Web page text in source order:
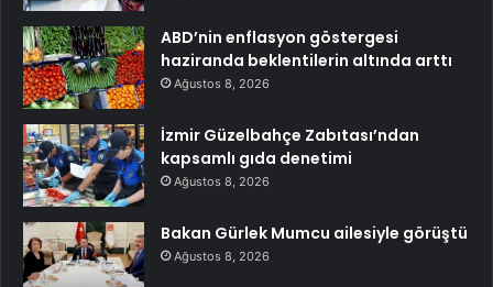
ABD’nin enflasyon göstergesi
haziranda beklentilerin altında arttı
Ağustos 8, 2026
İzmir Güzelbahçe Zabıtası’ndan
kapsamlı gıda denetimi
Ağustos 8, 2026
Bakan Gürlek Mumcu ailesiyle görüştü
Ağustos 8, 2026